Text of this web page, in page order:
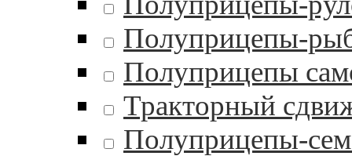
Полуприцепы-
Полуприцепы
Тракторный
Полуприцепы-